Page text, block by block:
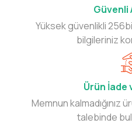
Güvenli
Yüksek güvenlikli
bilgileriniz
Ürün İade
Memnun kalmadığınız
talebinde